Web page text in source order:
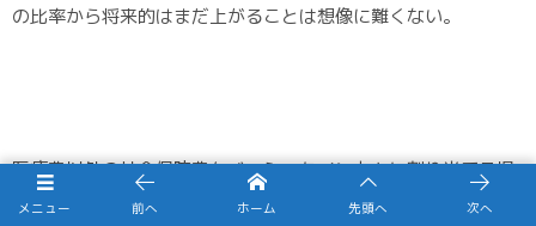
の比率から将来的はまだ上がることは想像に難くない。
医療費以外の社会保障費をベーシックインカムに割り当てる場
合には、一人あたりの金額が6万円が支給額となる。これでは
メニュー 前へ ホーム 先頭へ 次へ